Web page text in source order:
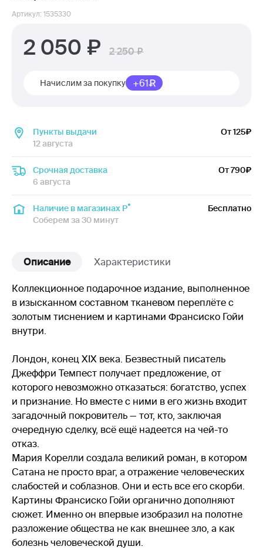
Артикул: 1535330
2 050 2 250
Начислим за покупку +61
Пункты выдачи
12 августа
От 125
Срочная доставка
6 августа
От 790
Наличие в магазинах Р
Соберем за 30 минут
Бесплатно
Описание Характеристики
Коллекционное подарочное издание, выполненное
в изысканном составном тканевом переплёте с
золотым тиснением и картинами Франсиско Гойи
внутри.
Лондон, конец XIX века. Безвестный писатель
Джеффри Темпест получает предложение, от
которого невозможно отказаться: богатство, успех
и признание. Но вместе с ними в его жизнь входит
загадочный покровитель — тот, кто, заключая
очередную сделку, всё ещё надеется на чей-то
отказ.
Мария Корелли создала великий роман, в котором
Сатана не просто враг, а отражение человеческих
слабостей и соблазнов. Они и есть все его скорби.
Картины Франсиско Гойи органично дополняют
сюжет. Именно он впервые изобразил на полотне
разложение общества не как внешнее зло, а как
болезнь человеческой души.